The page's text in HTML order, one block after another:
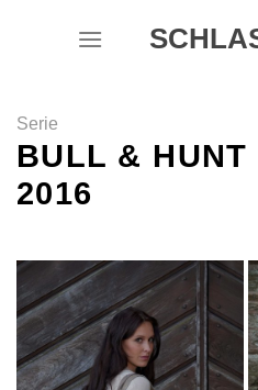
Serie
BULL & HUNT
2016